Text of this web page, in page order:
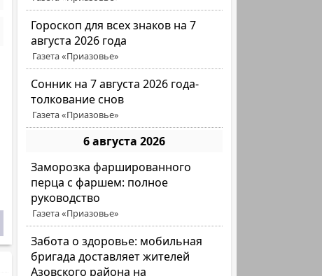
Гороскоп для всех знаков на 7
августа 2026 года
Газета «Приазовье»
Сонник на 7 августа 2026 года-
толкование снов
Газета «Приазовье»
6 августа 2026
Заморозка фаршированного
перца с фаршем: полное
руководство
Газета «Приазовье»
Забота о здоровье: мобильная
бригада доставляет жителей
Азовского района на